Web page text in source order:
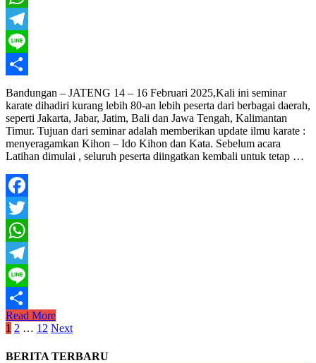
WhatsApp
Telegram
Line
Share
Bandungan – JATENG 14 – 16 Februari 2025,Kali ini seminar
karate dihadiri kurang lebih 80-an lebih peserta dari berbagai daerah,
seperti Jakarta, Jabar, Jatim, Bali dan Jawa Tengah, Kalimantan
Timur. Tujuan dari seminar adalah memberikan update ilmu karate :
menyeragamkan Kihon – Ido Kihon dan Kata. Sebelum acara
Latihan dimulai , seluruh peserta diingatkan kembali untuk tetap …
Facebook
Twitter
WhatsApp
Telegram
Line
Share
Indonesia
Karate
2025
Read More
Posts
pagination
1 2 … 12 Next
BERITA TERBARU